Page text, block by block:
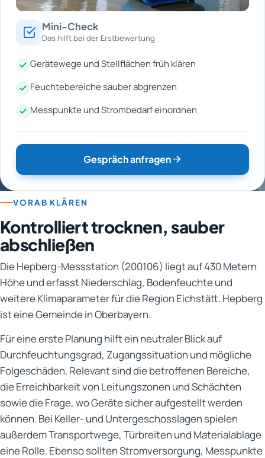
Mini-Check
Das hilft bei der Erstbewertung
Gerätewege und Stellflächen früh klären
Feuchtebereiche sauber abgrenzen
Messpunkte und Strombedarf einordnen
Gespräch anfragen
VORAB KLÄREN
Kontrolliert trocknen, sauber
abschließen
Die Hepberg-Messstation (200106) liegt auf 430 Metern
Höhe und erfasst Niederschlag, Bodenfeuchte und
weitere Klimaparameter für die Region Eichstätt. Hepberg
ist eine Gemeinde in Oberbayern.
Für eine erste Planung hilft ein neutraler Blick auf
Durchfeuchtungsgrad, Zugangssituation und mögliche
Folgeschäden. Relevant sind die betroffenen Bereiche,
die Erreichbarkeit von Leitungszonen und Schächten
sowie die Frage, wo Geräte sicher aufgestellt werden
können. Bei Keller- und Untergeschosslagen spielen
außerdem Transportwege, Türbreiten und Materialablage
eine Rolle. Ebenso sollten Stromversorgung, Messpunkte